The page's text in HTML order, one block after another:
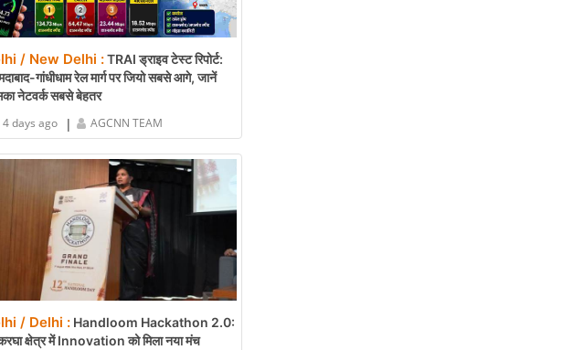
/ New Delhi :TRAI ड्राइव टेस्ट रिपोर्ट:
गांधीधाम रेल मार्ग पर जियो सबसे आगे, जानें
नेटवर्क सबसे बेहतर
4 days ago
| AGCNN TEAM
/ Delhi : Handloom Hackathon 2.0:
क्षेत्र में Innovation को मिला नया मंच